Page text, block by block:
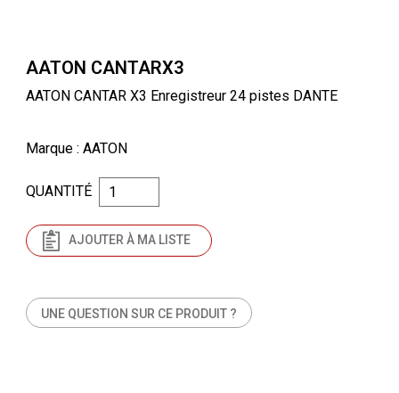
AATON CANTARX3
AATON CANTAR X3 Enregistreur 24 pistes DANTE
Marque : AATON
UNE QUESTION SUR CE PRODUIT ?
QUANTITÉ
AJOUTER À MA LISTE